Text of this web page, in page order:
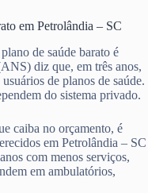
em Petrolândia – SC
de saúde barato é
diz que, em três anos,
de planos de saúde.
do sistema privado.
caiba no orçamento, é
em Petrolândia – SC
com menos serviços,
em ambulatórios,